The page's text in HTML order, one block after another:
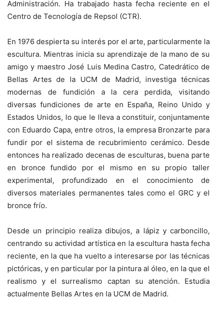
Administración. Ha trabajado hasta fecha reciente en el
Centro de Tecnología de Repsol (CTR).
En 1976 despierta su interés por el arte, particularmente la
escultura. Mientras inicia su aprendizaje de la mano de su
amigo y maestro José Luis Medina Castro, Catedrático de
Bellas Artes de la UCM de Madrid, investiga técnicas
modernas de fundición a la cera perdida, visitando
diversas fundiciones de arte en España, Reino Unido y
Estados Unidos, lo que le lleva a constituir, conjuntamente
con Eduardo Capa, entre otros, la empresa Bronzarte para
fundir por el sistema de recubrimiento cerámico. Desde
entonces ha realizado decenas de esculturas, buena parte
en bronce fundido por el mismo en su propio taller
experimental, profundizado en el conocimiento de
diversos materiales permanentes tales como el GRC y el
bronce frío.
Desde un principio realiza dibujos, a lápiz y carboncillo,
centrando su actividad artística en la escultura hasta fecha
reciente, en la que ha vuelto a interesarse por las técnicas
pictóricas, y en particular por la pintura al óleo, en la que el
realismo y el surrealismo captan su atención. Estudia
actualmente Bellas Artes en la UCM de Madrid.